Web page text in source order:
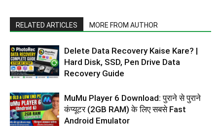
RELATED ARTICLES MORE FROM AUTHOR
Delete Data Recovery Kaise Kare? |
Hard Disk, SSD, Pen Drive Data
Recovery Guide
MuMu Player 6 Download: पुराने से पुराने
कंप्यूटर (2GB RAM) के लिए सबसे Fast
Android Emulator